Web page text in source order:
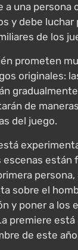
a una persona
y debe luchar
de los
prometen
originales:
de
del juego.
escenas están
sobre el
y poner a los
premiere
de este